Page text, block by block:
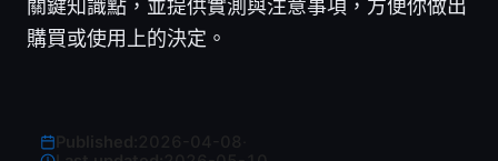
關鍵知識點，並提供實測與注意事項，方便你做出
購買或使用上的決定。